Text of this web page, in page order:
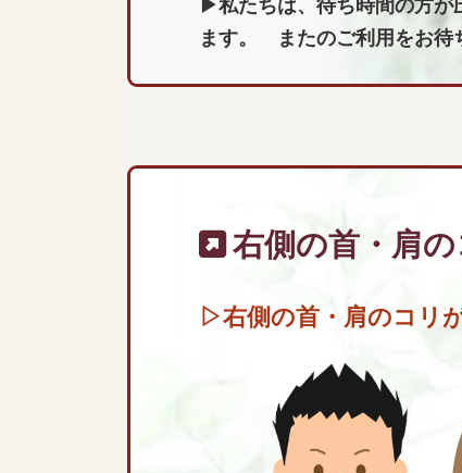
▶私たちは、待ち時間の方
ます。 またのご利用をお待
右側の首・肩
▷右側の首・肩のコリ